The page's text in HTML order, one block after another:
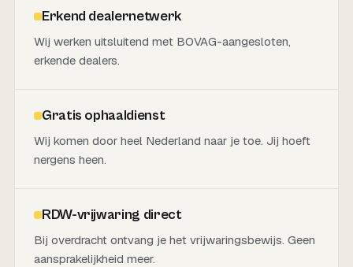
Erkend dealernetwerk
Wij werken uitsluitend met BOVAG-aangesloten,
erkende dealers.
Gratis ophaaldienst
Wij komen door heel Nederland naar je toe. Jij hoeft
nergens heen.
RDW-vrijwaring direct
Bij overdracht ontvang je het vrijwaringsbewijs. Geen
aansprakelijkheid meer.